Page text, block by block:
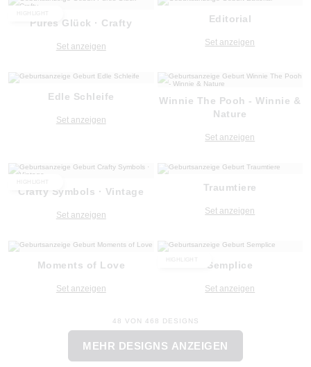
Pures Glück · Crafty
Set anzeigen
Editorial
Set anzeigen
Edle Schleife
Set anzeigen
Winnie The Pooh - Winnie &
Nature
Set anzeigen
Crafty Symbols · Vintage
Set anzeigen
Traumtiere
Set anzeigen
Moments of Love
Set anzeigen
Semplice
Set anzeigen
48 VON 468 DESIGNS
MEHR DESIGNS ANZEIGEN